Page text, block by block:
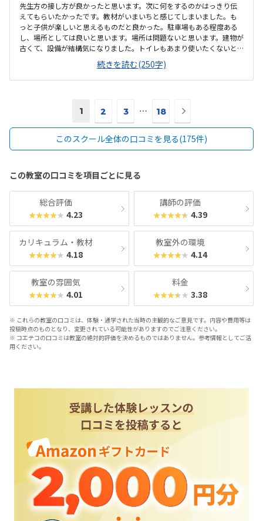
先生方の接し方が良かったと思います。次に何をするのかはっきり伝
えてもらいたかったです。教材がいまいちと感じてしまいました。も
っと子供が楽しいと思えるものだと良かった。駐車場もある程度ある
し、場所としては良いと思います。場所は問題ないと思います。建物が
古くて、設備が結構気になりました。トイレもあまり使いたくないと
いう気持ちになりました。月2回にしては高いと思います。もう少し気
軽に通えるくらいの料金だと良いと思います。パソコンの操作もした
ことがなく不安でいっぱいでしたが、きちんとフォローしてくれた。
続きを読む(250字)
1 2 3 ⋯ 18
次
ペ
ー
このスクール全体の口コミを見る(175件)
この教室の口コミを項目ごとに見る
総合評価
★★★★★ 4.23
講師の評価
★★★★★ 4.39
カリキュラム・教材
★★★★★ 4.18
教室外の環境
★★★★★ 4.14
教室の雰囲気
★★★★★ 4.01
料金
★★★★★ 3.38
※ これらの教室の口コミは、体験・通学された当時の主観的なご意見です。内容や費用等は
投稿時点のものとなり、変更されている可能性がありますのでご注意ください。
※ コエテコの口コミは教室の絶対的評価を決めるものではありません。参考情報としてご活
用ください。